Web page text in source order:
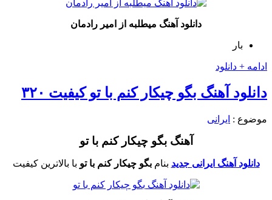
دانلود آهنگ میطلبه از امیر رادمان
بار
ادامه + دانلود
دانلود آهنگ بگو چیکار کنم با تو کیفیت ۳۲۰
موضوع : ایرانی
آهنگ بگو چیکار کنم با تو
دانلود آهنگ ایرانی جدید بنامبگو چیکار کنم با تو با بالاترین کیفیت